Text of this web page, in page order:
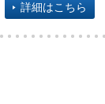
詳細はこちら